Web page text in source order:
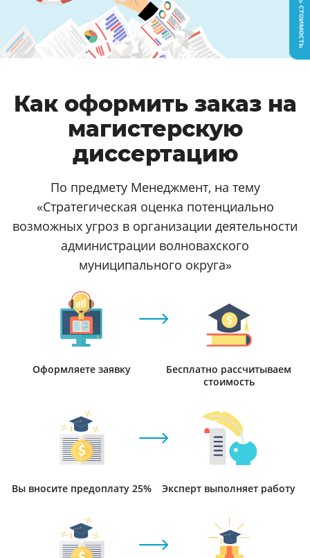
Как оформить заказ на
магистерскую
диссертацию
По предмету Менеджмент, на тему
«Стратегическая оценка потенциально
возможных угроз в организации деятельности
администрации волновахского
муниципального округа»
Оформляете заявку
Бесплатно рассчитываем
стоимость
Вы вносите предоплату 25% Эксперт выполняет работу